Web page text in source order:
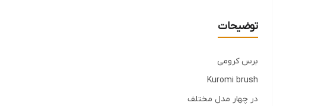
توضیحات
برس کرومی
Kuromi brush
در چهار مدل مختلف